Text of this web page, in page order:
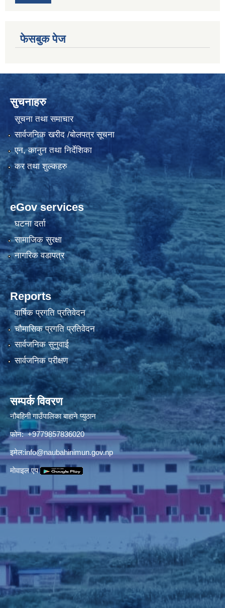
फेसबुक पेज
सुचनाहरु
सूचना तथा समाचार
सार्वजनिक खरीद /बोलपत्र सूचना
एन, कानुन तथा निर्देशिका
कर तथा शुल्कहरु
eGov services
घटना दर्ता
सामाजिक सुरक्षा
नागरिक वडापत्र
Reports
वार्षिक प्रगति प्रतिवेदन
चौमासिक प्रगति प्रतिवेदन
सार्वजनिक सुनुवाई
सार्वजनिक परीक्षण
सम्पर्क विवरण
नौबहिनी गाउँपालिका बाहाने प्युठान
फोन: +9779857836020
इमेल:info@naubahinimun.gov.np
माेवाइल एप